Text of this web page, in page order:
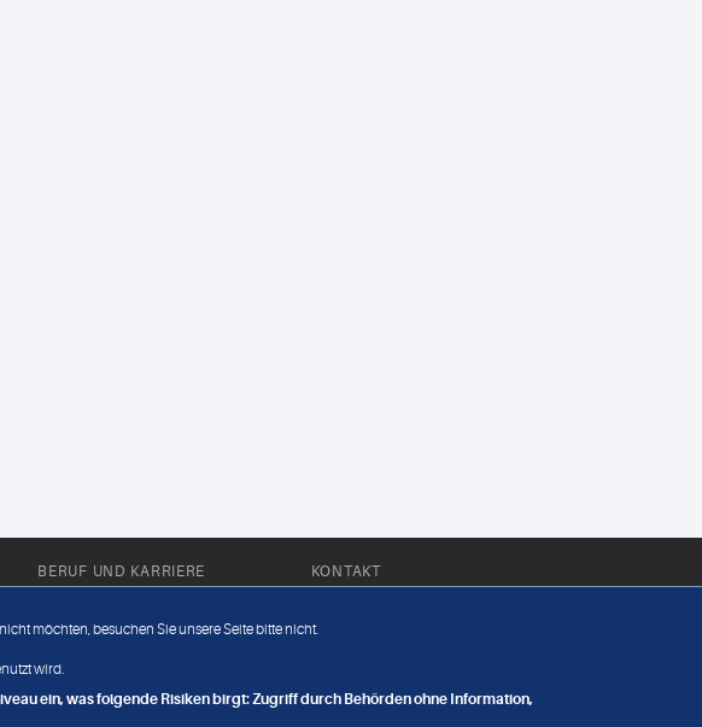
BERUF UND KARRIERE
Jobangebote
KONTAKT
Datenschutz
möchten, besuchen Sie unsere Seite bitte nicht.
wird.
ein, was folgende Risiken birgt: Zugriff durch Behörden ohne Information,